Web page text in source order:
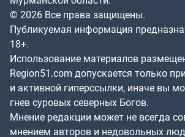
© 2026 Все права защищены.
Публикуемая информация
18+.
Использование материалов
Region51.com допускается только
и активной гиперссылки, иначе вы
гнев суровых северных Богов.
Мнение редакции может не всегда
мнением авторов и недовольных